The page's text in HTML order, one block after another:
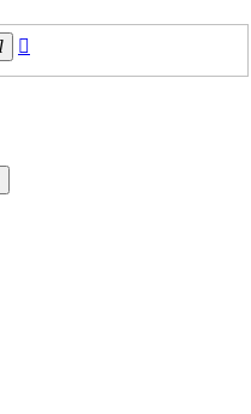
Пошук